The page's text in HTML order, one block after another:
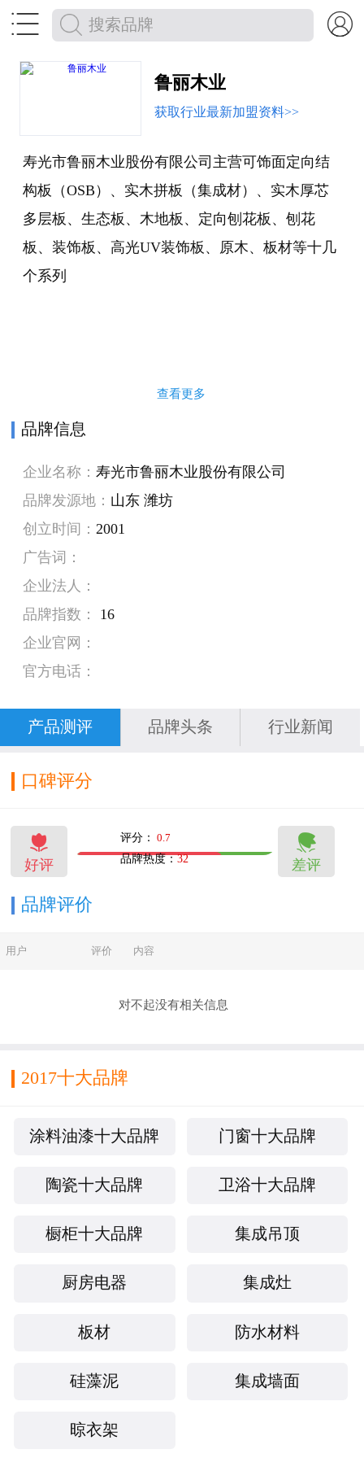
 
鲁丽木业
获取行业最新加盟资料>>
寿光市鲁丽木业股份有限公司主营可饰面定向结
构板（OSB）、实木拼板（集成材）、实木厚芯
多层板、生态板、木地板、定向刨花板、刨花
板、装饰板、高光UV装饰板、原木、板材等十几
个系列
查看更多
品牌信息
企业名称： 寿光市鲁丽木业股份有限公司
品牌发源地： 山东 潍坊
创立时间： 2001
广告词：
企业法人：
品牌指数： 16
企业官网：
官方电话：
产品测评 品牌头条 行业新闻
口碑评分

好评

差评
评分： 0.7
品牌热度：32
品牌评价
用户 评价 内容
对不起没有相关信息
2017十大品牌
涂料油漆十大品牌 门窗十大品牌
陶瓷十大品牌 卫浴十大品牌
橱柜十大品牌 集成吊顶
厨房电器 集成灶
板材 防水材料
硅藻泥 集成墙面
晾衣架